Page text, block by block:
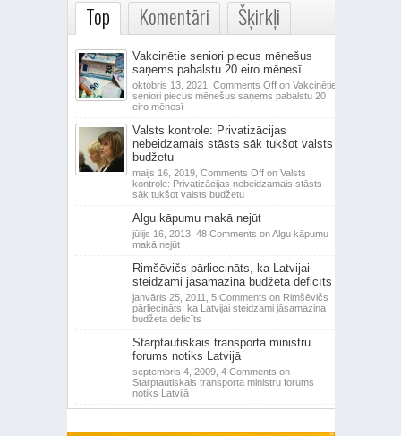
Top Komentāri Šķirkļi
Vakcinētie seniori piecus mēnešus
saņems pabalstu 20 eiro mēnesī
oktobris 13, 2021, Comments Offon Vakcinētie
seniori piecus mēnešus saņems pabalstu 20
eiro mēnesī
Valsts kontrole: Privatizācijas
nebeidzamais stāsts sāk tukšot valsts
budžetu
maijs 16, 2019, Comments Offon Valsts
kontrole: Privatizācijas nebeidzamais stāsts
sāk tukšot valsts budžetu
Algu kāpumu makā nejūt
jūlijs 16, 2013, 48 Comments on Algu kāpumu
makā nejūt
Rimšēvičs pārliecināts, ka Latvijai
steidzami jāsamazina budžeta deficīts
janvāris 25, 2011, 5 Comments on Rimšēvičs
pārliecināts, ka Latvijai steidzami jāsamazina
budžeta deficīts
Starptautiskais transporta ministru
forums notiks Latvijā
septembris 4, 2009, 4 Comments on
Starptautiskais transporta ministru forums
notiks Latvijā